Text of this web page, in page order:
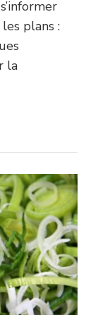
plans :
la